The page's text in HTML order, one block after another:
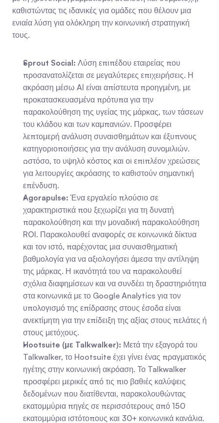
καθιστώντας τις ιδανικές για ομάδες που θέλουν μια
ενιαία λύση για ολόκληρη την κοινωνική στρατηγική
τους.
Sprout Social: Λύση επιπέδου εταιρείας που
προσανατολίζεται σε μεγαλύτερες επιχειρήσεις. Η
ακρόαση μέσω AI είναι απίστευτα προηγμένη, με
προκατασκευασμένα πρότυπα για την
παρακολούθηση της υγείας της μάρκας, των τάσεων
του κλάδου και των καμπανιών. Προσφέρει
λεπτομερή ανάλυση συναισθημάτων και έξυπνους
κατηγοριοποιήσεις για την ανάλυση συνομιλιών.
Ωστόσο, το υψηλό κόστος και οι επιπλέον χρεώσεις
για λειτουργίες ακρόασης το καθιστούν σημαντική
επένδυση.
Agorapulse: Ένα εργαλείο πλούσιο σε
χαρακτηριστικά που ξεχωρίζει για τη δυνατή
παρακολούθηση και την μοναδική παρακολούθηση
ROI. Παρακολουθεί αναφορές σε κοινωνικά δίκτυα
και τον ιστό, παρέχοντας μια συναισθηματική
βαθμολογία για να αξιολογήσει άμεσα την αντίληψη
της μάρκας. Η ικανότητά του να παρακολουθεί
σχόλια διαφημίσεων και να συνδέει τη δραστηριότητα
στα κοινωνικά με το Google Analytics για τον
υπολογισμό της επίδρασης στους έσοδα είναι
ανεκτίμητη για την επίδειξη της αξίας στους πελάτες ή
στους μετόχους.
Hootsuite (με Talkwalker): Μετά την εξαγορά του
Talkwalker, το Hootsuite έχει γίνει ένας πραγματικός
ηγέτης στην κοινωνική ακρόαση. Το Talkwalker
προσφέρει μερικές από τις πιο βαθιές καλύψεις
δεδομένων που διατίθενται, παρακολουθώντας
εκατομμύρια πηγές σε περισσότερους από 150
εκατομμύρια ιστότοπους και 30+ κοινωνικά κανάλια.